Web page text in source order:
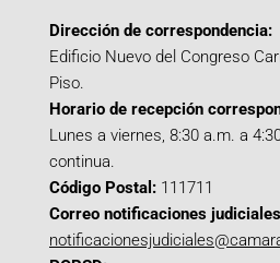
Dirección de correspondencia:
Edificio Nuevo del Congreso
Piso.
Horario de recepción
Lunes a viernes, 8:30 a.m. a
continua.
Código Postal: 111711
Correo notificaciones